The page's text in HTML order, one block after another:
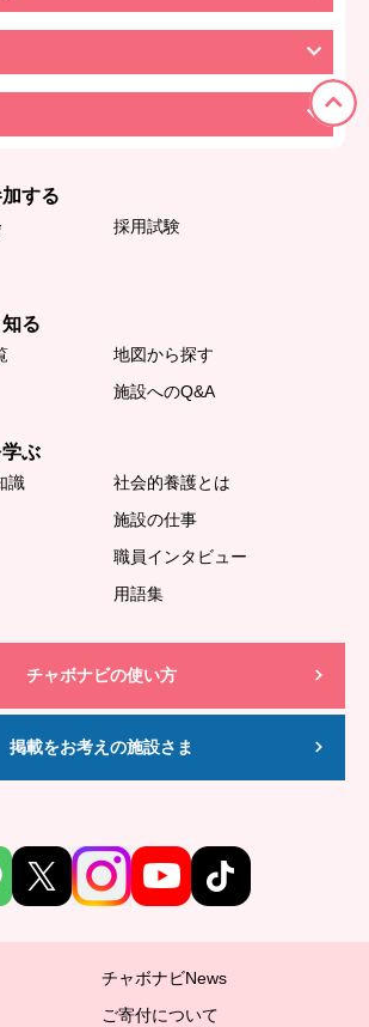
する
採用試験
る
地図から探す
施設へのQ&A
ぶ
識
社会的養護とは
施設の仕事
職員インタビュー
用語集
チャボナビの使い方
掲載をお考えの施設さま
チャボナビNews
ご寄付について